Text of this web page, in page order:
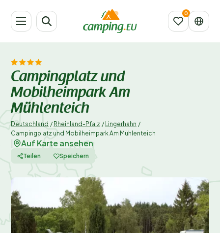
Campingplatz und
Mobilheimpark Am
Mühlenteich
Deutschland / Rheinland-Pfalz / Lingerhahn /
Campingplatz und Mobilheimpark Am Mühlenteich
Auf Karte ansehen
Teilen Speichern